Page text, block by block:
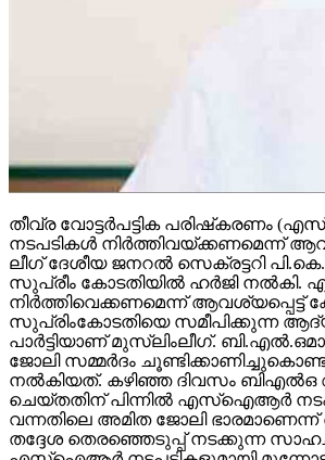
തീവ്ര വോട്ടര്‍പട്ടിക പരിഷ്‌കരണം
നടപടികള്‍ നിര്‍ത്തിവയ്ക്കണമെന്ന്
ലീഗ് ദേശീയ ജനറല്‍ സെക്രട്ടറി
സുപ്രീം കോടതിയില്‍ ഹര്‍ജി
നിര്‍ത്തിവെക്കണമെന്ന് ആവശ്യപ്പെട്ട്
സുപ്രിംകോടതിയെ സമീപിക്കുന്ന
പാര്‍ട്ടിയാണ് മുസ്ലിംലീഗ്.
ജോലി സമ്മര്‍ദം
നല്‍കിയത്. കഴിഞ്ഞ ദിവസം
ചെയ്തതിന് പിന്നില്‍ എസ്‌ഐആര്‍
വന്നതിലെ അമിത ജോലി ഭാരമാണെന്ന്
തദ്ദേശ തെരഞ്ഞെടുപ്പ് നടക്കുന്ന